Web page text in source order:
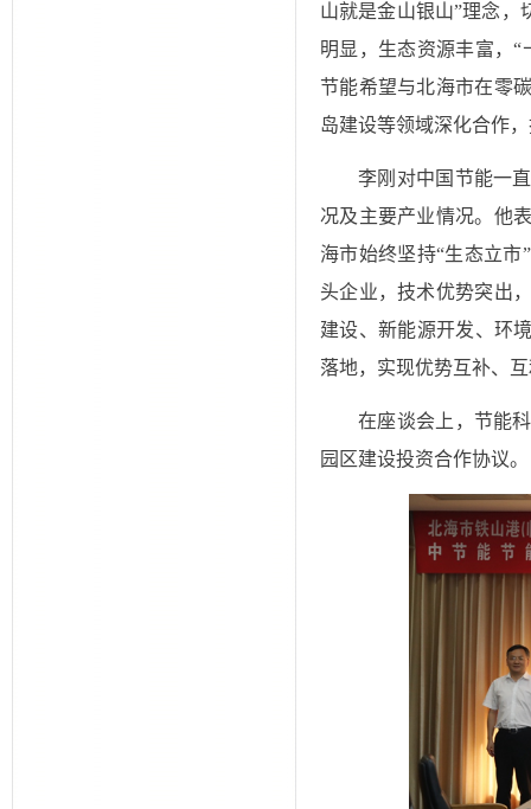
山就是金山银山”理念，
明显，生态资源丰富，
节能希望与北海市在零
岛建设等领域深化合作
李刚对中国节能一
况及主要产业情况。他
海市始终坚持“生态立
头企业，技术优势突出
建设、新能源开发、环
落地，实现优势互补、
在座谈会上，节能
园区建设投资合作协议。